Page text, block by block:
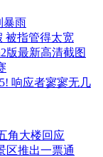
暴雨
被指管得太宽
版最新高清截图
响应者寥寥无几
角大楼回应
区推出一票通